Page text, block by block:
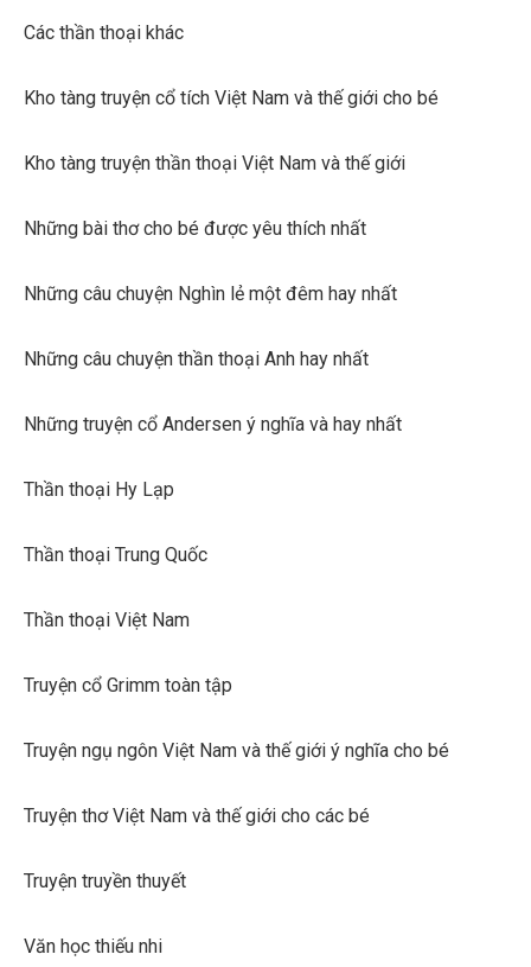
Các thần thoại khác
Kho tàng truyện cổ tích Việt Nam và thế giới cho bé
Kho tàng truyện thần thoại Việt Nam và thế giới
Những bài thơ cho bé được yêu thích nhất
Những câu chuyện Nghìn lẻ một đêm hay nhất
Những câu chuyện thần thoại Anh hay nhất
Những truyện cổ Andersen ý nghĩa và hay nhất
Thần thoại Hy Lạp
Thần thoại Trung Quốc
Thần thoại Việt Nam
Truyện cổ Grimm toàn tập
Truyện ngụ ngôn Việt Nam và thế giới ý nghĩa cho bé
Truyện thơ Việt Nam và thế giới cho các bé
Truyện truyền thuyết
Văn học thiếu nhi